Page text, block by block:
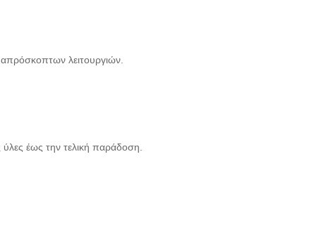
λειτουργιών.
έως την τελική παράδοση.